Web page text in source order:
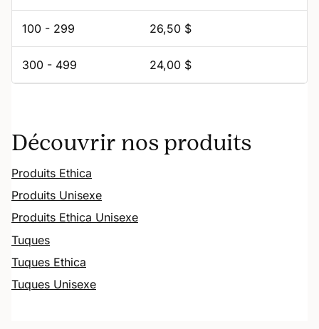
100 - 299 26,50 $
300 - 499 24,00 $
Découvrir nos produits
Produits Ethica
Produits Unisexe
Produits Ethica Unisexe
Tuques
Tuques Ethica
Tuques Unisexe